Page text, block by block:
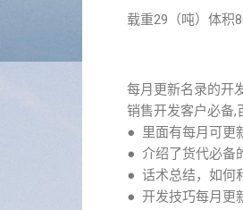
载重29（吨）体积
每月更新名录的开
销售开发客户必备,
● 里面有每月可更
● 介绍了货代必备
● 话术总结，如何
● 开发技巧每月更